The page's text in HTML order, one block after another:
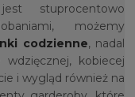
stuprocentowo
możemy
codzienne, nadal
kobiecej
i wygląd również na